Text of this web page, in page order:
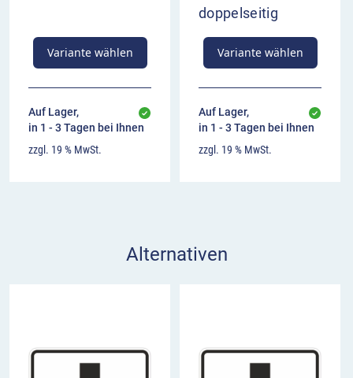
Variante wählen
Auf Lager,
in 1 - 3 Tagen bei Ihnen
zzgl. 19 % MwSt.
doppelseitig
Variante wählen
Auf Lager,
in 1 - 3 Tagen bei Ihnen
zzgl. 19 % MwSt.
Alternativen